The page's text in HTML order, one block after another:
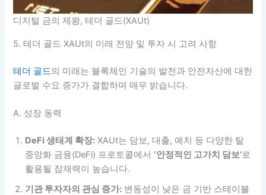
디지털 금의 제왕, 테더 골드(XAUt)
5. 테더 골드 XAUt의 미래 전망 및 투자 시 고려 사항
테더 골드의 미래는 블록체인 기술의 발전과 안전자산에 대한
글로벌 수요 증가가 결합하며 매우 밝습니다.
A. 성장 동력
DeFi 생태계 확장: XAUt는 담보, 대출, 예치 등 다양한 탈
중앙화 금융(DeFi) 프로토콜에서 ‘안정적인 고가치 담보’로
활용될 잠재력이 높습니다.
기관 투자자의 관심 증가: 변동성이 낮은 금 기반 스테이블